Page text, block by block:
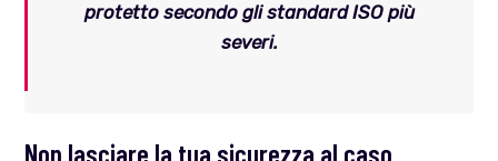
protetto secondo gli standard ISO più
severi.
Non lasciare la tua sicurezza al caso